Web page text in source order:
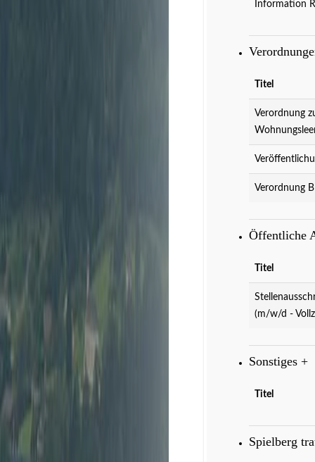
Veranstaltungen
Information
Titel
Verordnung
Verordnung
Öffentliche
Titel
(m/w/d -
Sonstiges +
Titel
Spielberg